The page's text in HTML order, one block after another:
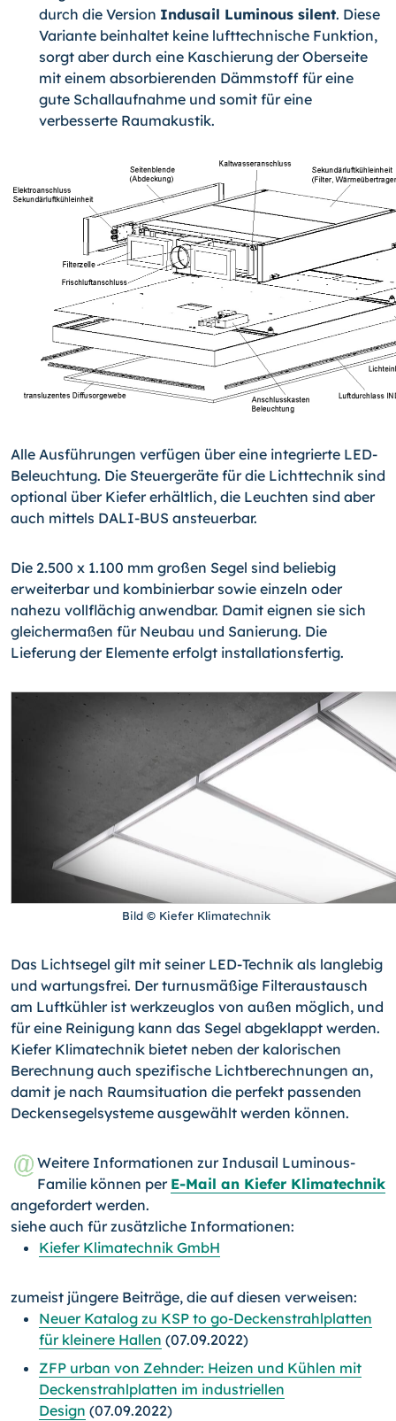
durch die Version Indusail Luminous silent. Diese
Variante beinhaltet keine lufttechnische Funktion,
sorgt aber durch eine Kaschierung der Oberseite
mit einem absorbierenden Dämmstoff für eine
gute Schallaufnahme und somit für eine
verbesserte Raumakustik.
Alle Ausführungen verfügen über eine integrierte LED-
Beleuchtung. Die Steuergeräte für die Lichttechnik sind
optional über Kiefer erhältlich, die Leuchten sind aber
auch mittels DALI-BUS ansteuerbar.
Die 2.500 x 1.100 mm großen Segel sind beliebig
erweiterbar und kombinierbar sowie einzeln oder
nahezu vollflächig anwendbar. Damit eignen sie sich
gleichermaßen für Neubau und Sanierung. Die
Lieferung der Elemente erfolgt installationsfertig.
Bild © Kiefer Klimatechnik
Das Lichtsegel gilt mit seiner LED-Technik als langlebig
und wartungsfrei. Der turnusmäßige Filteraustausch
am Luftkühler ist werkzeuglos von außen möglich, und
für eine Reinigung kann das Segel abgeklappt werden.
Kiefer Klimatechnik bietet neben der kalorischen
Berechnung auch spezifische Lichtberechnungen an,
damit je nach Raumsituation die perfekt passenden
Deckensegelsysteme ausgewählt werden können.
Weitere Informationen zur Indusail Luminous-
Familie können per E-Mail an Kiefer Klimatechnik
angefordert werden.
siehe auch für zusätzliche Informationen:
Kiefer Klimatechnik GmbH
zumeist jüngere Beiträge, die auf diesen verweisen:
Neuer Katalog zu KSP to go-Deckenstrahlplatten
für kleinere Hallen (07.09.2022)
ZFP urban von Zehnder: Heizen und Kühlen mit
Deckenstrahlplatten im industriellen
Design (07.09.2022)